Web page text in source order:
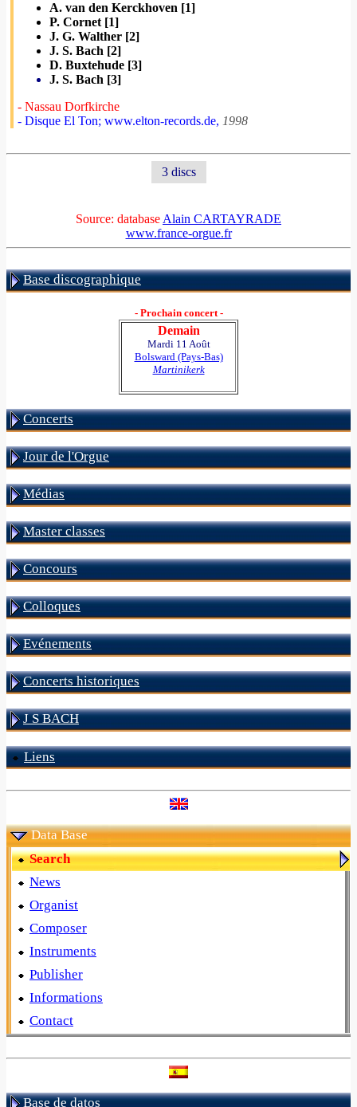
A. van den Kerckhoven [1]
P. Cornet [1]
J. G. Walther [2]
J. S. Bach [2]
D. Buxtehude [3]
J. S. Bach [3]
- Nassau Dorfkirche
- Disque El Ton; www.elton-records.de, 1998
3 discs
Source: database Alain CARTAYRADE
www.france-orgue.fr
Base discographique
- Prochain concert -
Demain
Mardi 11 Août
Bolsward (Pays-Bas)
Martinikerk
Concerts
Jour de l'Orgue
Médias
Master classes
Concours
Colloques
Evénements
Concerts historiques
J S BACH
Liens
Data Base
Search
News
Organist
Composer
Instruments
Publisher
Informations
Contact
Base de datos